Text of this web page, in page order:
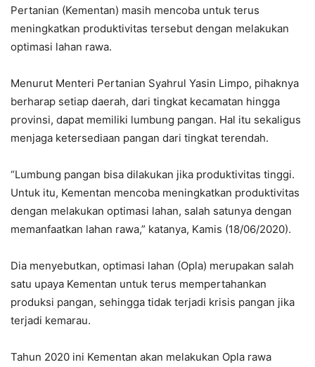
Pertanian (Kementan) masih mencoba untuk terus
meningkatkan produktivitas tersebut dengan melakukan
optimasi lahan rawa.
Menurut Menteri Pertanian Syahrul Yasin Limpo, pihaknya
berharap setiap daerah, dari tingkat kecamatan hingga
provinsi, dapat memiliki lumbung pangan. Hal itu sekaligus
menjaga ketersediaan pangan dari tingkat terendah.
“Lumbung pangan bisa dilakukan jika produktivitas tinggi.
Untuk itu, Kementan mencoba meningkatkan produktivitas
dengan melakukan optimasi lahan, salah satunya dengan
memanfaatkan lahan rawa,” katanya, Kamis (18/06/2020).
Dia menyebutkan, optimasi lahan (Opla) merupakan salah
satu upaya Kementan untuk terus mempertahankan
produksi pangan, sehingga tidak terjadi krisis pangan jika
terjadi kemarau.
Tahun 2020 ini Kementan akan melakukan Opla rawa